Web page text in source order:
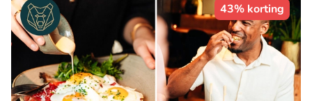
43% korting